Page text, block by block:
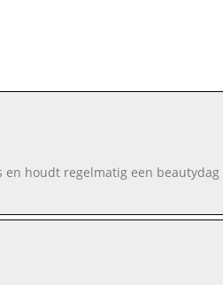
houdt regelmatig een